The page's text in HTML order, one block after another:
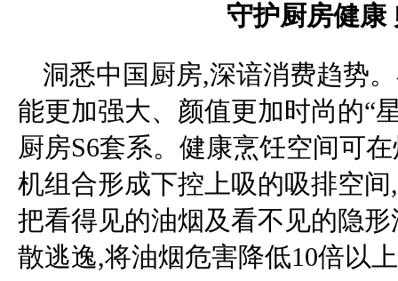
守护厨房健康
洞悉中国厨房,深谙消费趋势
能更加强大、颜值更加时尚的“
厨房S6套系。健康烹饪空间可
机组合形成下控上吸的吸排空
把看得见的油烟及看不见的隐
散逃逸,将油烟危害降低10倍以